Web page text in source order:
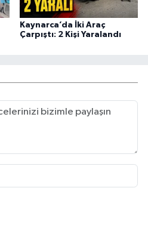
Kaynarca’da İki Araç
Çarpıştı: 2 Kişi Yaralandı